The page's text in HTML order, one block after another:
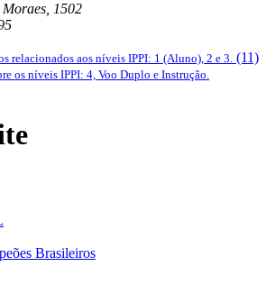
Moraes, 1502
relacionados aos níveis IPPI: 1 (Aluno), 2 e 3. (11)
os níveis IPPI: 4, Voo Duplo e Instrução.
Brasileiros